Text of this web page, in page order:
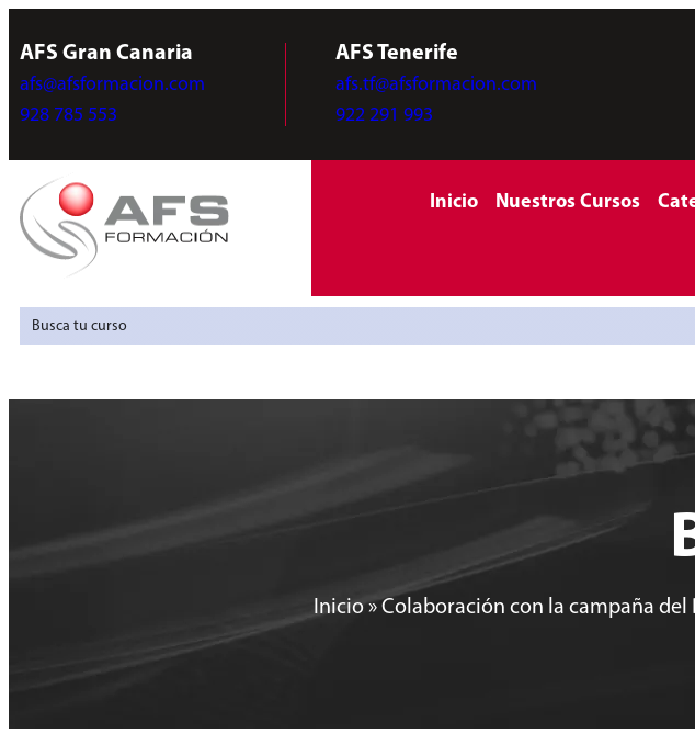
AFS Gran Canaria
afs@afsformacion.com
928 785 553
AFS Tenerife
afs.tf@afsformacion.com
922 291 993
Inicio Nuestros Cursos
Inicio» Colaboración con la campaña del